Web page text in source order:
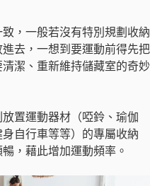
，一般若沒有特別規劃收納
去，一想到要運動前得先把
潔、重新維持儲藏室的奇妙
置運動器材（啞鈴、瑜伽
自行車等等）的專屬收納
，藉此增加運動頻率。